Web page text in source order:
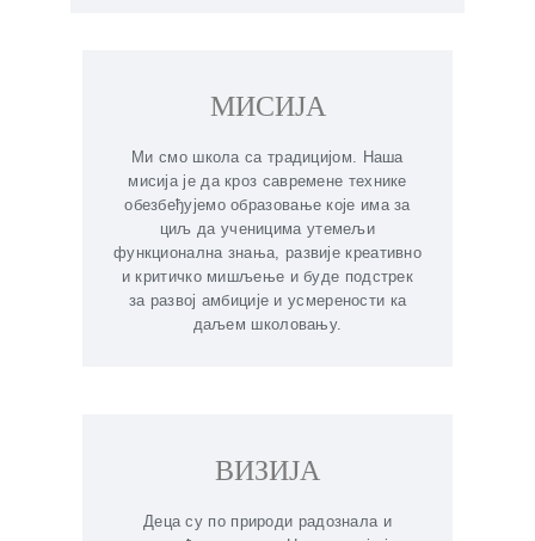
МИСИЈА
Ми смо школа са традицијом. Наша
мисија је да кроз савремене технике
обезбеђујемо образовање које има за
циљ да ученицима утемељи
функционална знања, развије креативно
и критичко мишљење и буде подстрек
за развој амбиције и усмерености ка
даљем школовању.
ВИЗИЈА
Деца су по природи радознала и